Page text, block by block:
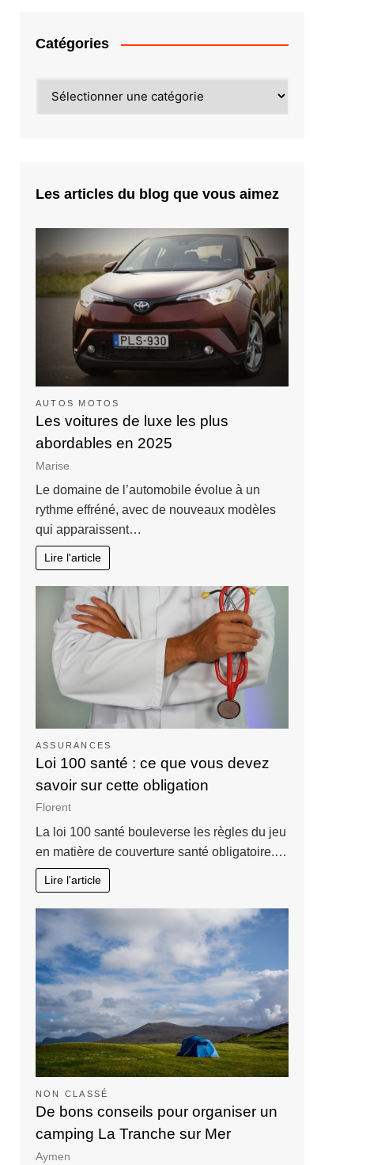
Catégories
Les articles du blog que vous aimez
AUTOS MOTOS
Les voitures de luxe les plus
abordables en 2025
Marise
Le domaine de l’automobile évolue à un
rythme effréné, avec de nouveaux modèles
qui apparaissent…
Lire l'article
ASSURANCES
Loi 100 santé : ce que vous devez
savoir sur cette obligation
Florent
La loi 100 santé bouleverse les règles du jeu
en matière de couverture santé obligatoire.…
Lire l'article
NON CLASSÉ
De bons conseils pour organiser un
camping La Tranche sur Mer
Aymen